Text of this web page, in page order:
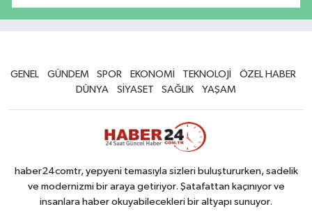
GENEL GÜNDEM SPOR EKONOMİ TEKNOLOJİ
ÖZEL HABER
DÜNYA
SİYASET SAĞLIK YAŞAM
haber24comtr, yepyeni temasıyla sizleri buluştururken, sadelik
ve modernizmi bir araya getiriyor. Şatafattan kaçınıyor ve
insanlara haber okuyabilecekleri bir altyapı sunuyor.